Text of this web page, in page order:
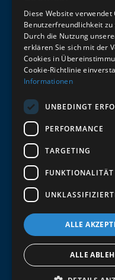
ZUM NEWSLETTER
Melde dich jetzt zum
erste Bestellung.
Deine Email
Abschicken
German
Diese Website verwendet
Benutzerfreundlichkeit
Durch die Nutzung
erklären Sie sich mit der
Cookies in
Cookie-Richtlinie
Informationen
UNBEDINGT
PERFORMANCE
TARGETING
FUNKTIONALITÄT
ALLE
ALLE